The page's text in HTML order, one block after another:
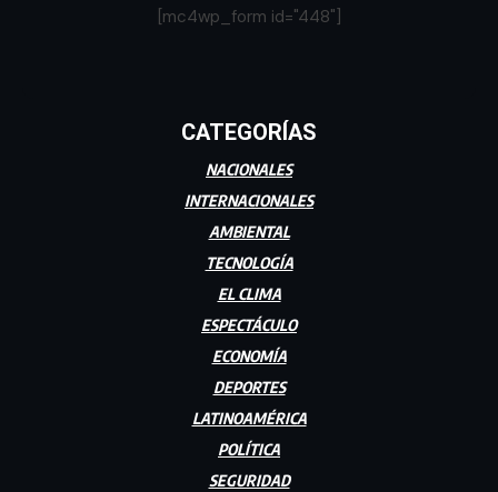
[mc4wp_form id="448"]
CATEGORÍAS
NACIONALES
INTERNACIONALES
AMBIENTAL
TECNOLOGÍA
EL CLIMA
ESPECTÁCULO
ECONOMÍA
DEPORTES
LATINOAMÉRICA
POLÍTICA
SEGURIDAD